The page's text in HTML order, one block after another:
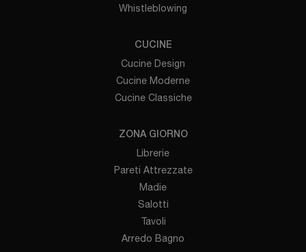
Whistleblowing
CUCINE
Cucine Design
Cucine Moderne
Cucine Classiche
ZONA GIORNO
Librerie
Pareti Attrezzate
Madie
Salotti
Tavoli
Arredo Bagno